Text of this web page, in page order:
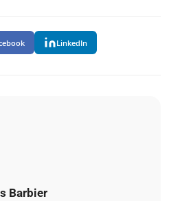
LinkedIn
Barbier